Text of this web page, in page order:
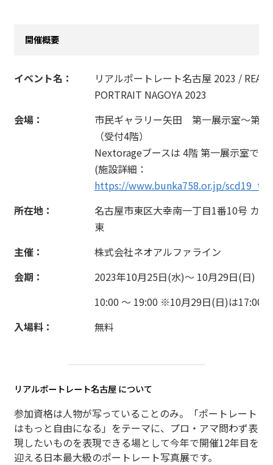
開催概要
イベント名：
リアルポートレート名古屋 2023 / REAL
PORTRAIT NAGOYA 2023
会場：
市民ギャラリー矢田 第一展示室～第七
（受付4階）
Nextorageブースは 4階 第一展示室です
(施設詳細：
https://www.bunka758.or.jp/
所在地：
名古屋市東区大幸南一丁目1番10号 カル
東
主催：
株式会社ネオアルファライン​
会期：
2023年10月25日(水)～ 10月29日(日)
10:00 ～ 19:00 ※10月29日(日)は17:00
入場料：
無料
リアルポートレート名古屋 について
参加資格は人物が写っていることのみ。​「ポートレート
はもっと自由になる」をテーマに、プロ・アマ問わず表
現したいものを表現できる場として今年で開催12年目を
迎える日本最大級のポートレート写真展です。